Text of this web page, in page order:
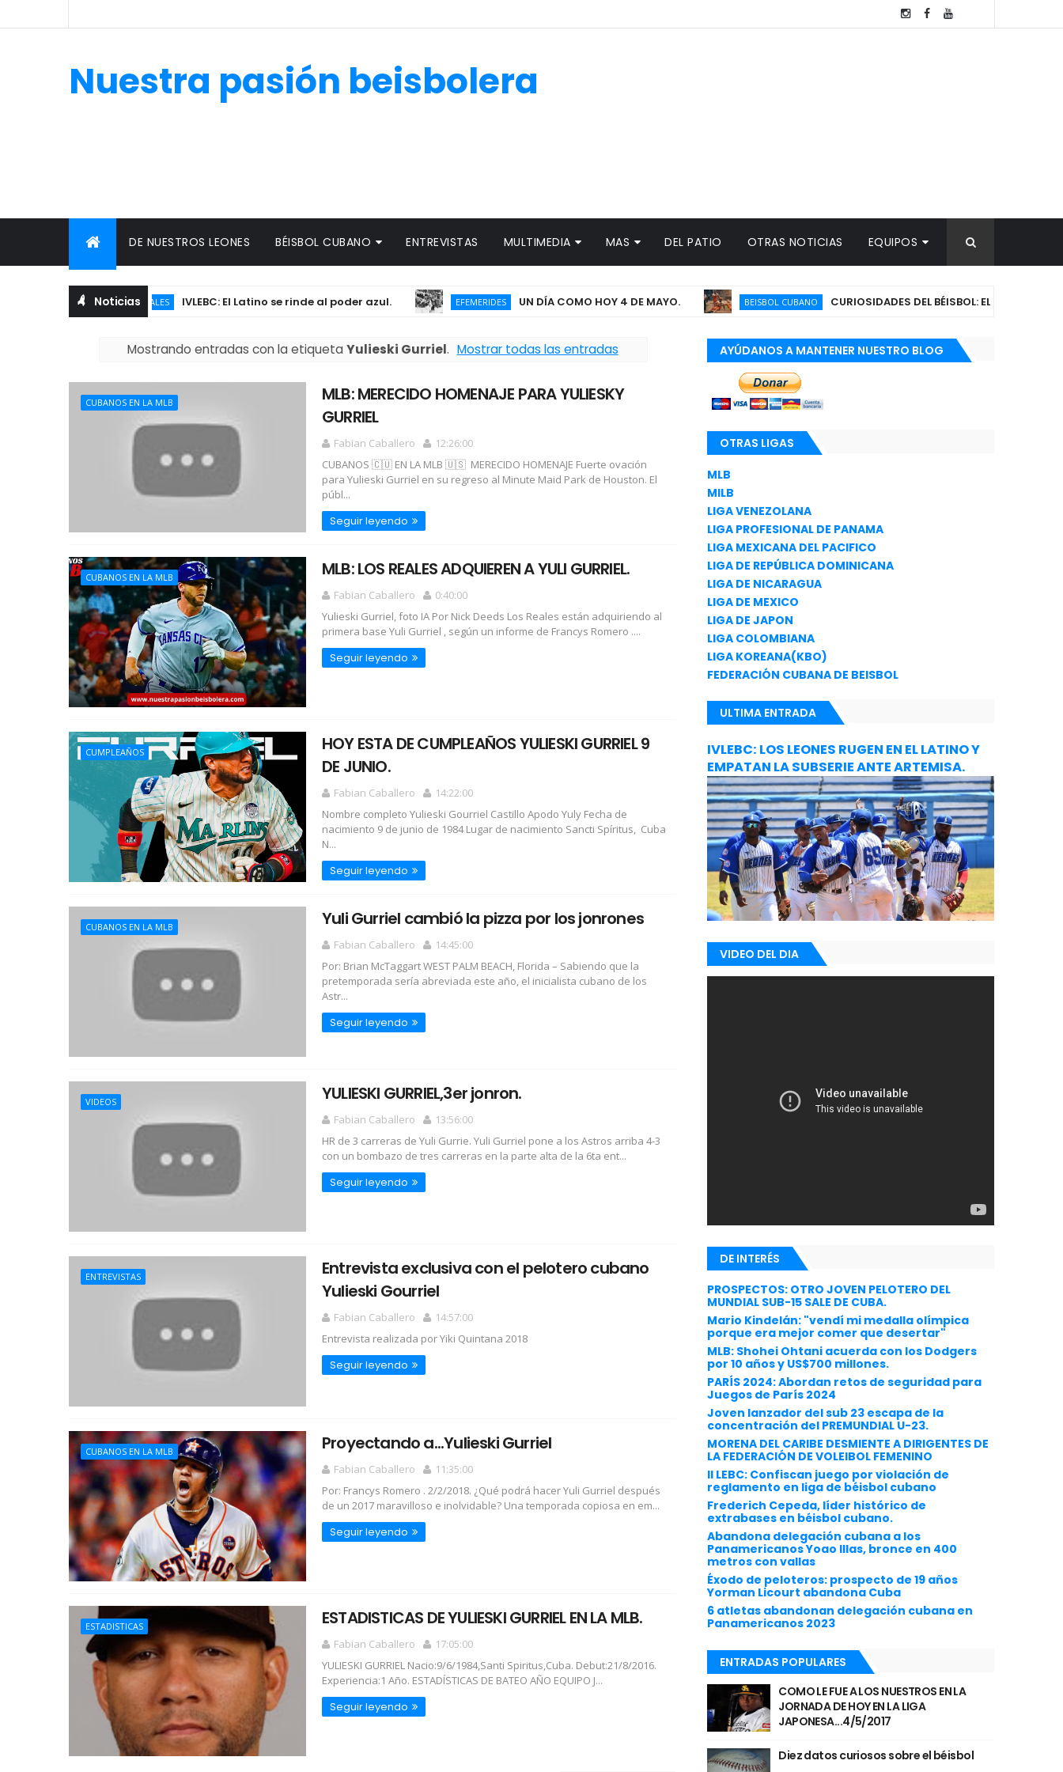
Nuestra pasión beisbolera
DE NUESTROS LEONES BÉISBOL CUBANO ENTREVISTAS MULTIMEDIA MAS DEL PATIO OTRAS NOTICIAS EQUIPOS
Noticias
INDUSTRIALES IVLEBC: El Latino se rinde al poder azul. EFEMERIDES UN DÍA COMO HOY 4 DE MAYO. BEISBOL CUBANO CURIOSIDADES DEL BÉISBOL: EL ROBO DE HOME
Mostrando entradas con la etiqueta Yulieski Gurriel. Mostrar todas las entradas
CUBANOS EN LA MLB
MLB: MERECIDO HOMENAJE PARA YULIESKY
GURRIEL
Fabian Caballero
12:26:00
CUBANOS 🇨🇺 EN LA MLB 🇺🇸 MERECIDO HOMENAJE Fuerte ovación
para Yulieski Gurriel en su regreso al Minute Maid Park de Houston. El
públ...
Seguir leyendo
CUBANOS EN LA MLB MLB: LOS REALES ADQUIEREN A YULI GURRIEL.
Fabian Caballero
0:40:00
Yulieski Gurriel, foto IA Por Nick Deeds Los Reales están adquiriendo al
primera base Yuli Gurriel , según un informe de Francys Romero ....
Seguir leyendo
CUMPLEAÑOS
HOY ESTA DE CUMPLEAÑOS YULIESKI GURRIEL 9
DE JUNIO.
Fabian Caballero
14:22:00
Nombre completo Yulieski Gourriel Castillo Apodo Yuly Fecha de
nacimiento 9 de junio de 1984 Lugar de nacimiento Sancti Spíritus, Cuba
N...
Seguir leyendo
CUBANOS EN LA MLB Yuli Gurriel cambió la pizza por los jonrones
Fabian Caballero
14:45:00
Por: Brian McTaggart WEST PALM BEACH, Florida – Sabiendo que la
pretemporada sería abreviada este año, el inicialista cubano de los
Astr...
Seguir leyendo
VIDEOS YULIESKI GURRIEL,3er jonron.
Fabian Caballero
13:56:00
HR de 3 carreras de Yuli Gurrie. Yuli Gurriel pone a los Astros arriba 4-3
con un bombazo de tres carreras en la parte alta de la 6ta ent...
Seguir leyendo
ENTREVISTAS
Entrevista exclusiva con el pelotero cubano
Yulieski Gourriel
Fabian Caballero
14:57:00
Entrevista realizada por Yiki Quintana 2018
Seguir leyendo
CUBANOS EN LA MLB Proyectando a...Yulieski Gurriel
Fabian Caballero
11:35:00
Por: Francys Romero . 2/2/2018. ¿Qué podrá hacer Yuli Gurriel después
de un 2017 maravilloso e inolvidable? Una temporada copiosa en em...
Seguir leyendo
ESTADISTICAS ESTADISTICAS DE YULIESKI GURRIEL EN LA MLB.
Fabian Caballero
17:05:00
YULIESKI GURRIEL Nacio:9/6/1984,Santi Spiritus,Cuba. Debut:21/8/2016.
Experiencia:1 Año. ESTADÍSTICAS DE BATEO AÑO EQUIPO J...
Seguir leyendo
AYÚDANOS A MANTENER NUESTRO BLOG
OTRAS LIGAS
MLB
MILB
LIGA VENEZOLANA
LIGA PROFESIONAL DE PANAMA
LIGA MEXICANA DEL PACIFICO
LIGA DE REPÚBLICA DOMINICANA
LIGA DE NICARAGUA
LIGA DE MEXICO
LIGA DE JAPON
LIGA COLOMBIANA
LIGA KOREANA(KBO)
FEDERACIÓN CUBANA DE BEISBOL
ULTIMA ENTRADA
IVLEBC: LOS LEONES RUGEN EN EL LATINO Y
EMPATAN LA SUBSERIE ANTE ARTEMISA.
VIDEO DEL DIA
DE INTERÉS
PROSPECTOS: OTRO JOVEN PELOTERO DEL
MUNDIAL SUB-15 SALE DE CUBA.
Mario Kindelán: "vendí mi medalla olímpica
porque era mejor comer que desertar"
MLB: Shohei Ohtani acuerda con los Dodgers
por 10 años y US$700 millones.
PARÍS 2024: Abordan retos de seguridad para
Juegos de París 2024
Joven lanzador del sub 23 escapa de la
concentración del PREMUNDIAL U-23.
MORENA DEL CARIBE DESMIENTE A DIRIGENTES DE
LA FEDERACIÓN DE VOLEIBOL FEMENINO
II LEBC: Confiscan juego por violación de
reglamento en liga de béisbol cubano
Frederich Cepeda, líder histórico de
extrabases en béisbol cubano.
Abandona delegación cubana a los
Panamericanos Yoao Illas, bronce en 400
metros con vallas
Éxodo de peloteros: prospecto de 19 años
Yorman Licourt abandona Cuba
6 atletas abandonan delegación cubana en
Panamericanos 2023
ENTRADAS POPULARES
COMO LE FUE A LOS NUESTROS EN LA
JORNADA DE HOY EN LA LIGA
JAPONESA...4/5/2017
Diez datos curiosos sobre el béisbol